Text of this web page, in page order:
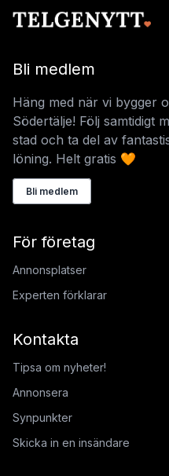
Bli medlem
Häng med när vi bygger
Södertälje! Följ samtidigt
stad och ta del av
löning. Helt gratis 🧡
Bli medlem
För företag
Annonsplatser
Experten förklarar
Kontakta
Tipsa om nyheter!
Annonsera
Synpunkter
Skicka in en insändare